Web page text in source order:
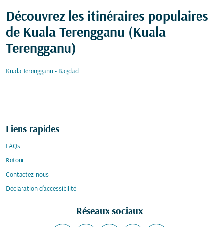
Découvrez les itinéraires populaires
de Kuala Terengganu (Kuala
Terengganu)
Kuala Terengganu - Bagdad
Liens rapides
FAQs
Retour
Contactez-nous
Déclaration d’accessibilité
Réseaux sociaux